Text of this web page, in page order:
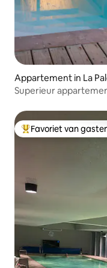
Appartement in La
Superieur
Topfavoriet van
Favoriet van